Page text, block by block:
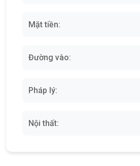
Mặt tiền:
Đường vào:
Pháp lý:
Nội thất: